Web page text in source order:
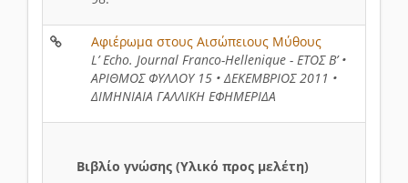
Αφιέρωμα στους Αισώπειους Μύθους
L’ Echo. Journal Franco-Hellenique - ΕΤΟΣ Β’ •
ΑΡΙΘΜΟΣ ΦΥΛΛΟΥ 15 • ΔΕΚΕMΒΡΙΟΣ 2011 •
ΔΙΜΗΝΙΑΙΑ ΓΑΛΛΙΚΗ ΕΦΗΜΕΡΙΔΑ
Βιβλίο γνώσης (Υλικό προς μελέτη)